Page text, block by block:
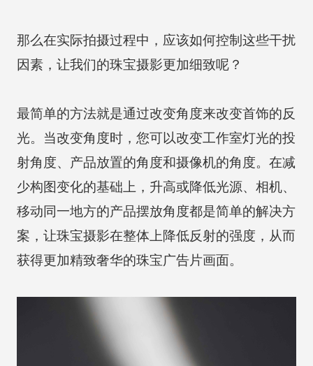
那么在实际拍摄过程中，应该如何控制这些干扰
因素，让我们的珠宝摄影更加细致呢？
最简单的方法就是通过改变角度来改变首饰的反
光。当改变角度时，您可以改变工作室灯光的投
射角度、产品放置的角度和摄像机的角度。在减
少构图变化的基础上，升高或降低光源、相机、
移动同一地方的产品摆放角度都是简单的解决方
案，让珠宝摄影在整体上降低反射的强度，从而
获得更加精致奢华的珠宝广告片画面。